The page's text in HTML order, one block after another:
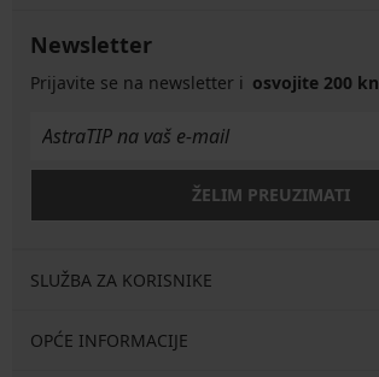
Newsletter
Prijavite se na newsletter i osvojite 200 kn
ŽELIM PREUZIMATI
SLUŽBA ZA KORISNIKE
OPĆE INFORMACIJE